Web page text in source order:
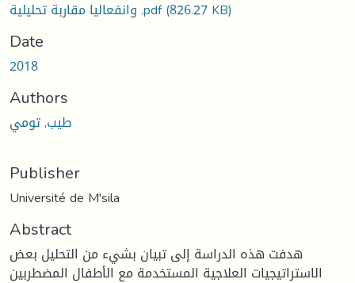
وانفعاليا مقاربة تحليلية .pdf(826.27 KB)
Date
2018
Authors
طيب, تومي
Publisher
Université de M'sila
Abstract
هدفت هذه الدراسة إلى تبيان بشيء من التحليل بعض
الاستراتيجيات العلاجية المستخدمة مع الأطفال المضطربين